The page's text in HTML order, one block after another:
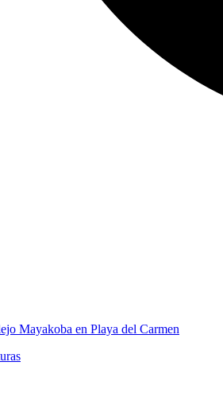
Mayakoba en Playa del Carmen